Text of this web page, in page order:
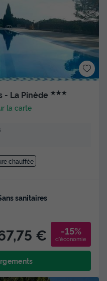
- La Pinède ★★★
la carte
chauffée
sanitaires
€ -15%
d'économie